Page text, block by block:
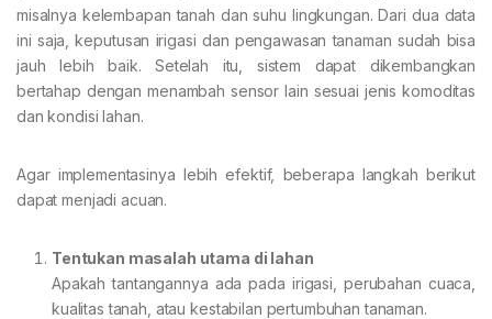
misalnya kelembapan tanah dan suhu lingkungan. Dari dua data
ini saja, keputusan irigasi dan pengawasan tanaman sudah bisa
jauh lebih baik. Setelah itu, sistem dapat dikembangkan
bertahap dengan menambah sensor lain sesuai jenis komoditas
dan kondisi lahan.
Agar implementasinya lebih efektif, beberapa langkah berikut
dapat menjadi acuan.
Tentukan masalah utama di lahan
Apakah tantangannya ada pada irigasi, perubahan cuaca,
kualitas tanah, atau kestabilan pertumbuhan tanaman.